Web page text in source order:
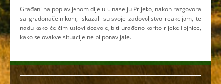
Građani na poplavljenom dijelu u naselju Prijeko, nakon razgovora
sa gradonačelnikom, iskazali su svoje zadovoljstvo reakcijom, te
nadu kako će čim uslovi dozvole, biti urađeno korito rijeke Fojnice,
kako se ovakve situacije ne bi ponavljale.